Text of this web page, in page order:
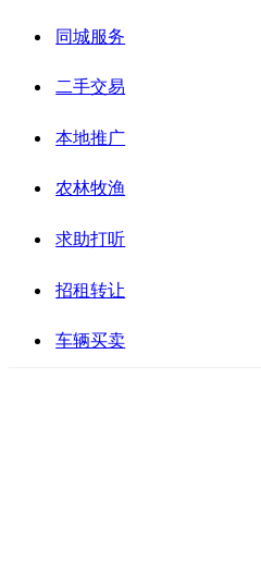
同城服务
二手交易
本地推广
农林牧渔
求助打听
招租转让
车辆买卖